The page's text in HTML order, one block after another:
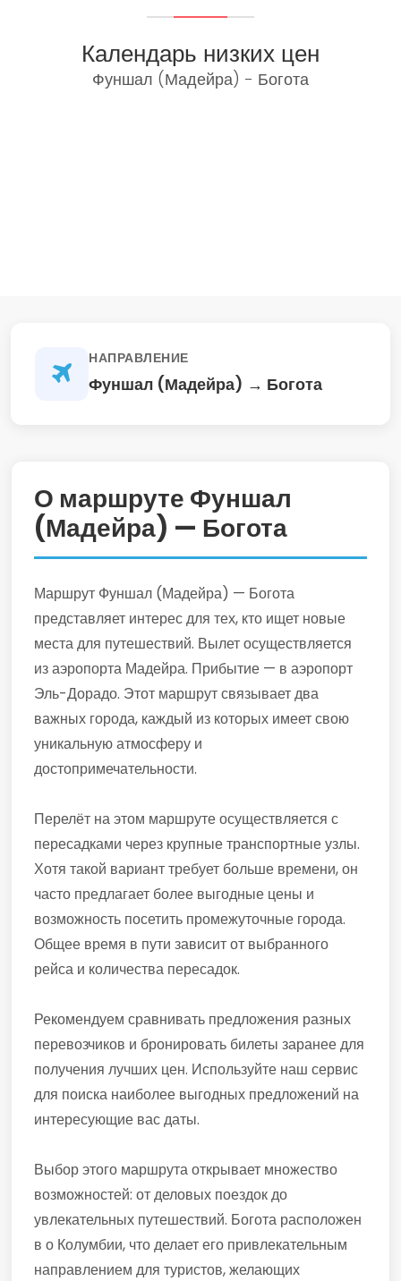
Календарь низких цен
Фуншал (Мадейра) - Богота
НАПРАВЛЕНИЕ
Фуншал (Мадейра) → Богота
О маршруте Фуншал
(Мадейра) — Богота
Маршрут Фуншал (Мадейра) — Богота
представляет интерес для тех, кто ищет новые
места для путешествий. Вылет осуществляется
из аэропорта Мадейра. Прибытие — в аэропорт
Эль-Дорадо. Этот маршрут связывает два
важных города, каждый из которых имеет свою
уникальную атмосферу и
достопримечательности.
Перелёт на этом маршруте осуществляется с
пересадками через крупные транспортные узлы.
Хотя такой вариант требует больше времени, он
часто предлагает более выгодные цены и
возможность посетить промежуточные города.
Общее время в пути зависит от выбранного
рейса и количества пересадок.
Рекомендуем сравнивать предложения разных
перевозчиков и бронировать билеты заранее для
получения лучших цен. Используйте наш сервис
для поиска наиболее выгодных предложений на
интересующие вас даты.
Выбор этого маршрута открывает множество
возможностей: от деловых поездок до
увлекательных путешествий. Богота расположен
в о Колумбии, что делает его привлекательным
направлением для туристов, желающих